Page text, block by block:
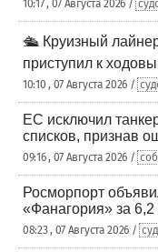
10:17 , 07 Августа 2026 /
🛳️ Круизный
приступил к
10:10 , 07 Августа 2026 /
ЕС исключил
списков, признав
09:16 , 07 Августа 2026 /
Росморпорт
«Фанагория» за
08:23 , 07 Августа 2026 /